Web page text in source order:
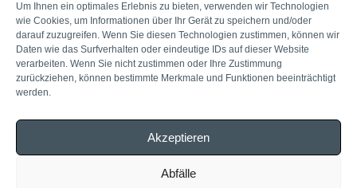
Um Ihnen ein optimales Erlebnis zu bieten, verwenden wir Technologien
wie Cookies, um Informationen über Ihr Gerät zu speichern und/oder
darauf zuzugreifen. Wenn Sie diesen Technologien zustimmen, können wir
Daten wie das Surfverhalten oder eindeutige IDs auf dieser Website
verarbeiten. Wenn Sie nicht zustimmen oder Ihre Zustimmung
zurückziehen, können bestimmte Merkmale und Funktionen beeinträchtigt
werden.
Akzeptieren
Abfälle
Niederlande
APK Energie & Water
APK Telecom
APK Wegenbouw
APK Solar
Deutschland
RSW
Westkabel